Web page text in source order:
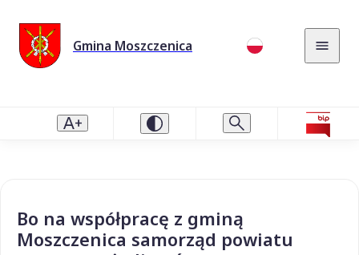
Gmina Moszczenica
Bo na współpracę z gminą
Moszczenica samorząd powiatu